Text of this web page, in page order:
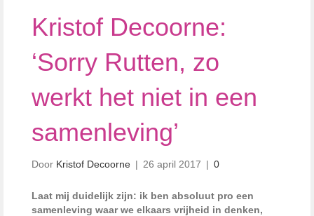
Kristof Decoorne:
‘Sorry Rutten, zo
werkt het niet in een
samenleving’
Door Kristof Decoorne | 26 april 2017 | 0
Laat mij duidelijk zijn: ik ben absoluut pro een
samenleving waar we elkaars vrijheid in denken,